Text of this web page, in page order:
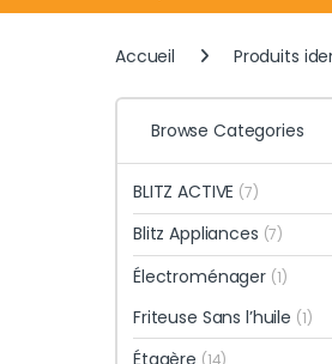
Accueil Produits
Browse Categories
BLITZ ACTIVE (7)
Blitz Appliances (7)
Électroménager (1)
Friteuse Sans l’huile (1)
(14)